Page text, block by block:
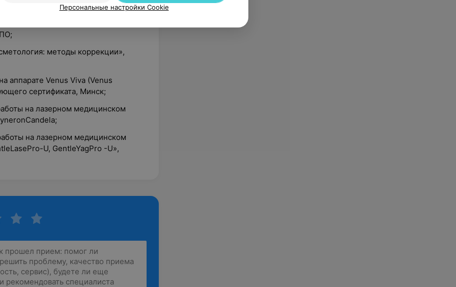
технологии в косметологии и
методы коррекции»,
аппарате Venus Viva (Venus
сертификата, Минск;
на лазерном медицинском
на лазерном медицинском
U, GentleYagPro -U»,
Персональные настройки Cookie